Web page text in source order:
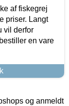
af fiskegrej
priser. Langt
vil derfor
en vare
og anmeldt